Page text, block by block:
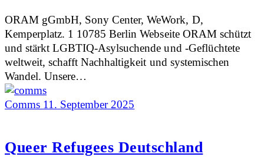
ORAM gGmbH, Sony Center, WeWork, D,
Kemperplatz. 1 10785 Berlin Webseite ORAM schützt
und stärkt LGBTIQ-Asylsuchende und -Geflüchtete
weltweit, schafft Nachhaltigkeit und systemischen
Wandel. Unsere…
Comms 11. September 2025
Queer Refugees Deutschland